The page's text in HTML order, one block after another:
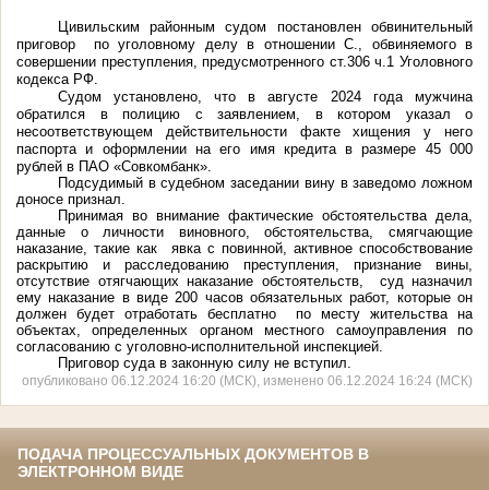
Цивильским районным судом постановлен обвинительный
приговор по уголовному делу в отношении С., обвиняемого в
совершении преступления, предусмотренного ст.306 ч.1 Уголовного
кодекса РФ.
Судом установлено, что в августе 2024 года мужчина
обратился в полицию с заявлением, в котором указал о
несоответствующем действительности факте хищения у него
паспорта и оформлении на его имя кредита в размере 45 000
рублей в ПАО «Совкомбанк».
Подсудимый в судебном заседании вину в заведомо ложном
доносе признал.
Принимая во внимание фактические обстоятельства дела,
данные о личности виновного, обстоятельства, смягчающие
наказание, такие как явка с повинной, активное способствование
раскрытию и расследованию преступления, признание вины,
отсутствие отягчающих наказание обстоятельств, суд назначил
ему наказание в виде 200 часов обязательных работ, которые он
должен будет отработать бесплатно по месту жительства на
объектах, определенных органом местного самоуправления по
согласованию с уголовно-исполнительной инспекцией.
Приговор суда в законную силу не вступил.
опубликовано 06.12.2024 16:20 (МСК), изменено 06.12.2024 16:24 (МСК)
ПОДАЧА ПРОЦЕССУАЛЬНЫХ ДОКУМЕНТОВ В
ЭЛЕКТРОННОМ ВИДЕ